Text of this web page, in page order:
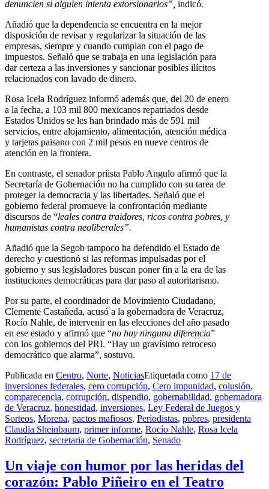
denuncien si alguien intenta extorsionarlos”, indicó.
Añadió que la dependencia se encuentra en la mejor
disposición de revisar y regularizar la situación de las
empresas, siempre y cuando cumplan con el pago de
impuestos. Señaló que se trabaja en una legislación para
dar certeza a las inversiones y sancionar posibles ilícitos
relacionados con lavado de dinero.
Rosa Icela Rodríguez informó además que, del 20 de enero
a la fecha, a 103 mil 800 mexicanos repatriados desde
Estados Unidos se les han brindado más de 591 mil
servicios, entre alojamiento, alimentación, atención médica
y tarjetas paisano con 2 mil pesos en nueve centros de
atención en la frontera.
En contraste, el senador priista Pablo Angulo afirmó que la
Secretaría de Gobernación no ha cumplido con su tarea de
proteger la democracia y las libertades. Señaló que el
gobierno federal promueve la confrontación mediante
discursos de “leales contra traidores, ricos contra pobres, y
humanistas contra neoliberales”.
Añadió que la Segob tampoco ha defendido el Estado de
derecho y cuestionó si las reformas impulsadas por el
gobierno y sus legisladores buscan poner fin a la era de las
instituciones democráticas para dar paso al autoritarismo.
Por su parte, el coordinador de Movimiento Ciudadano,
Clemente Castañeda, acusó a la gobernadora de Veracruz,
Rocío Nahle, de intervenir en las elecciones del año pasado
en ese estado y afirmó que “no hay ninguna diferencia”
con los gobiernos del PRI. “Hay un gravísimo retroceso
democrático que alarma”, sostuvo.
Publicada en Centro, Norte, NoticiasEtiquetada como 17 de
inversiones federales, cero corrupción, Cero impunidad, colusión,
comparecencia, corrupción, dispendio, gobernabilidad, gobernadora
de Veracruz, honestidad, inversiones, Ley Federal de Juegos y
Sorteos, Morena, pactos mafiosos, Periodistas, pobres, presidenta
Claudia Sheinbaum, primer informe, Rocío Nahle, Rosa Icela
Rodríguez, secretaria de Gobernación, Senado
Un viaje con humor por las heridas del
corazón: Pablo Piñeiro en el Teatro